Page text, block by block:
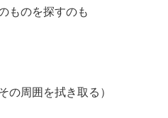
ものを探すのも
の周囲を拭き取る）